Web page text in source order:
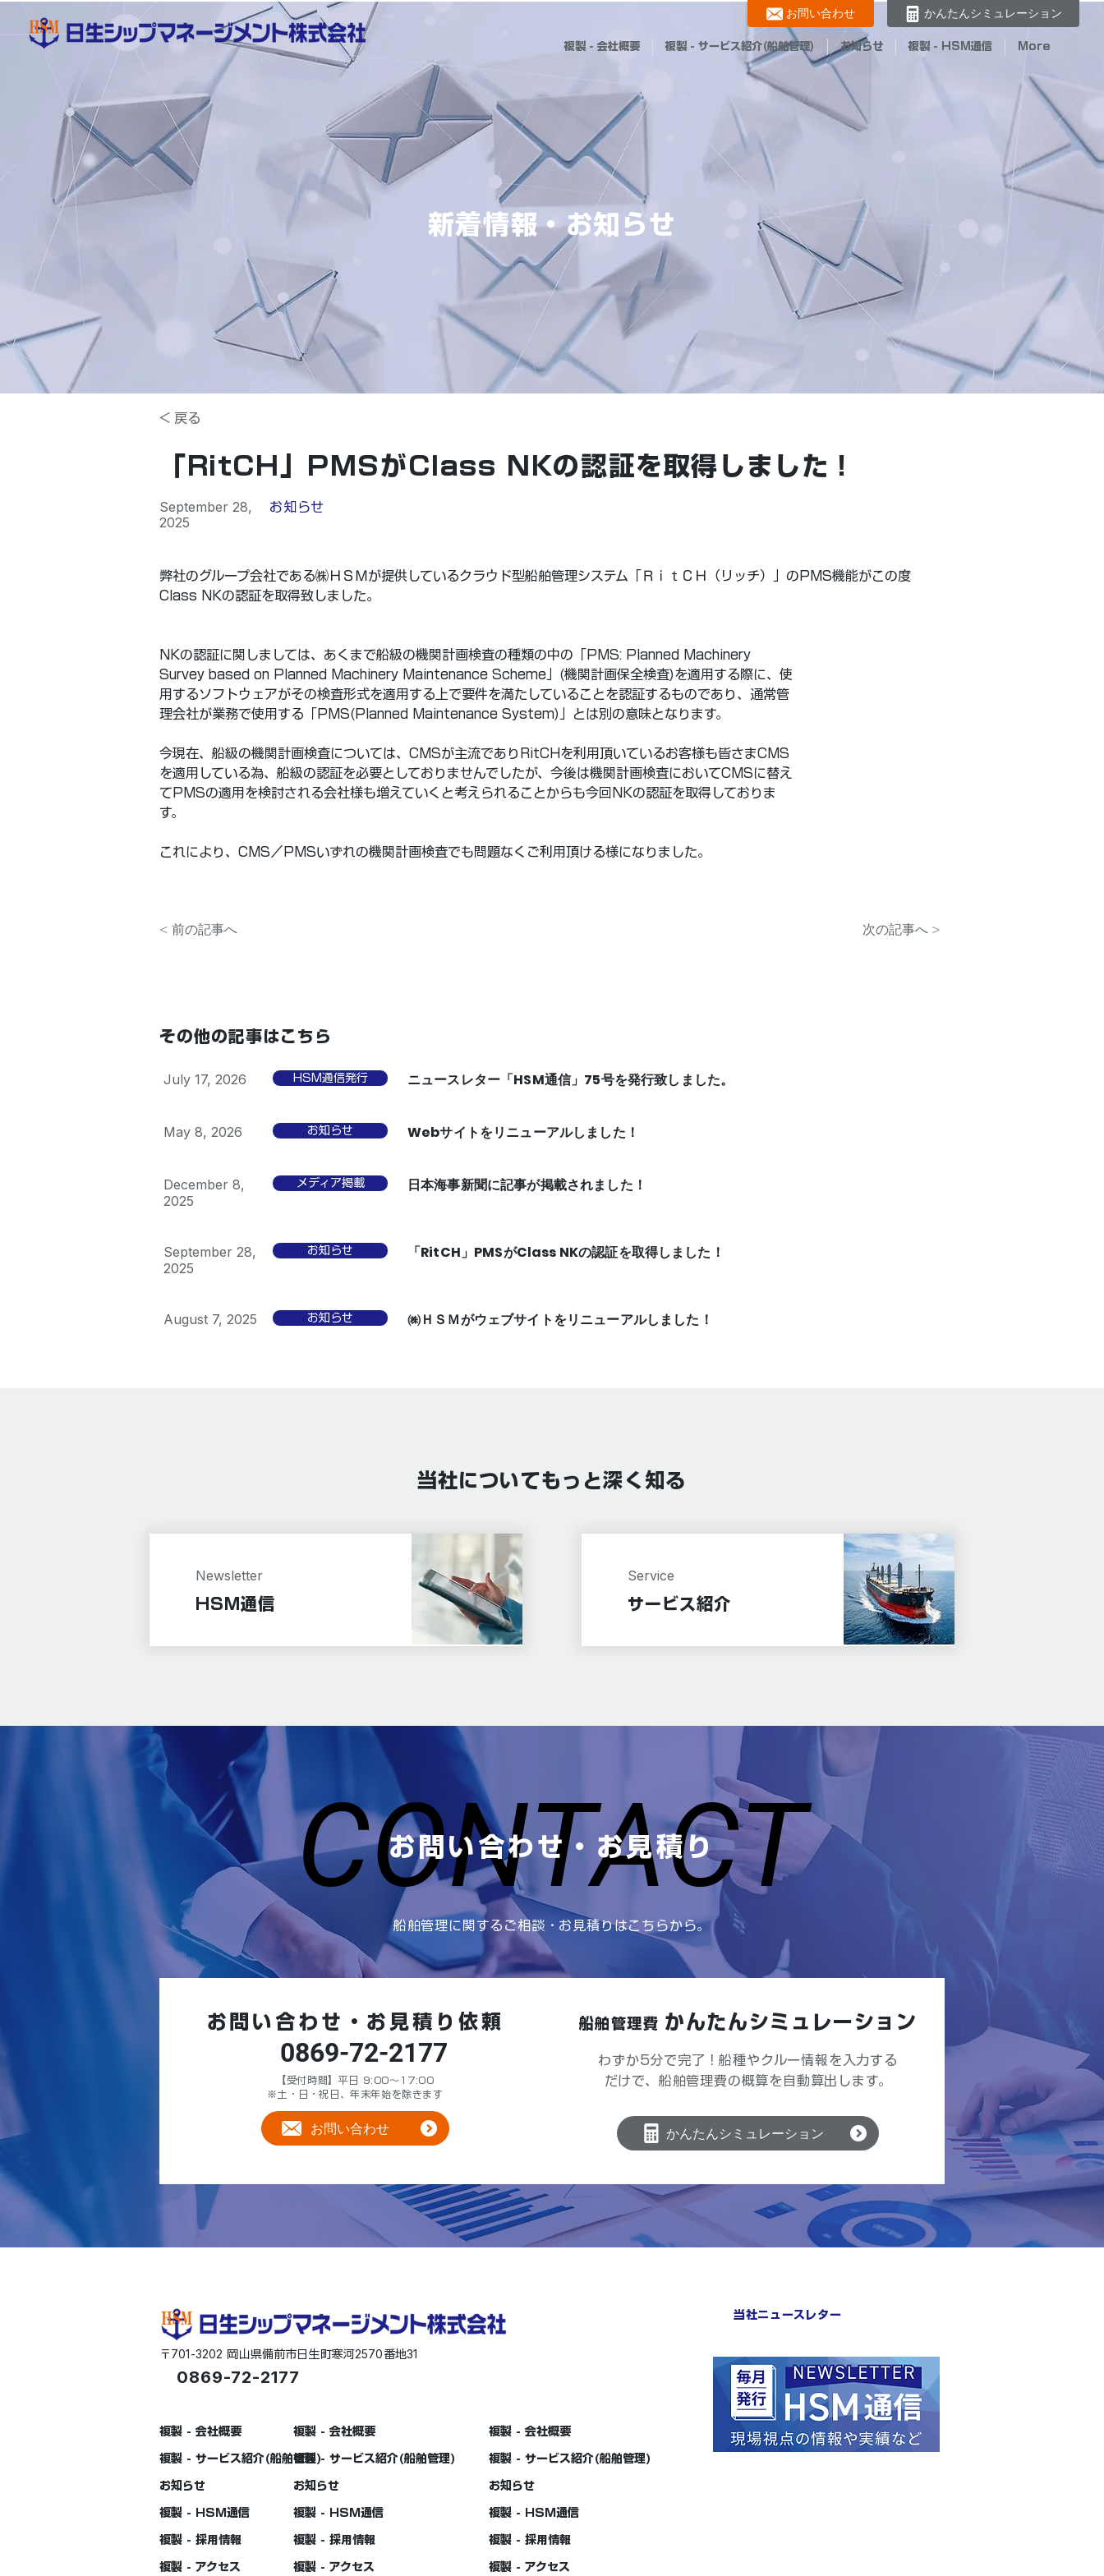
お問い合わせ かんたんシミュレーション
複製 - 会社概要 複製 - サービス紹介(船舶管理) お知らせ 複製 - HSM通信 More
新着情報・お知らせ
< 戻る
「RitCH」PMSがClass NKの認証を取得しました！
September 28,
2025
お知らせ
弊社のグループ会社である㈱ＨＳＭが提供しているクラウド型船舶管理システム「ＲｉｔＣＨ（リッチ）」のPMS機能がこの度
Class NKの認証を取得致しました。
NKの認証に関しましては、あくまで船級の機関計画検査の種類の中の「PMS: Planned Machinery
Survey based on Planned Machinery Maintenance Scheme」(機関計画保全検査)を適用する際に、使
用するソフトウェアがその検査形式を適用する上で要件を満たしていることを認証するものであり、通常管
理会社が業務で使用する「PMS(Planned Maintenance System)」とは別の意味となります。
今現在、船級の機関計画検査については、CMSが主流でありRitCHを利用頂いているお客様も皆さまCMS
を適用している為、船級の認証を必要としておりませんでしたが、今後は機関計画検査においてCMSに替え
てPMSの適用を検討される会社様も増えていくと考えられることからも今回NKの認証を取得しておりま
す。
これにより、CMS／PMSいずれの機関計画検査でも問題なくご利用頂ける様になりました。
< 前の記事へ 次の記事へ >
その他の記事はこちら
July 17, 2026 HSM通信発行 ニュースレター「HSM通信」75号を発行致しました。
May 8, 2026 お知らせ Webサイトをリニューアルしました！
December 8,
2025
メディア掲載 日本海事新聞に記事が掲載されました！
September 28,
2025
お知らせ 「RitCH」PMSがClass NKの認証を取得しました！
August 7, 2025 お知らせ ㈱ＨＳＭがウェブサイトをリニューアルしました！
当社についてもっと深く知る
HSM通信
Newsletter
サービス紹介
Service
CONTACT
CONTACT
お問い合わせ・お見積り
船舶管理に関するご相談・お見積りはこちらから。
お問い合わせ・お見積り依頼
0869-72-2177
【受付時間】平日 9:00～17:00
※土・日・祝日、年末年始を除きます
お問い合わせ
船舶管理費 かんたんシミュレーション
わずか5分で完了！船種やクルー情報を入力する
だけで、船舶管理費の概算を自動算出します。
かんたんシミュレーション
〒 701-3202 岡山県備前市日生町寒河 2570 番地31
0869-72-2177
複製 - 会社概要
複製 - サービス紹介(船舶管理)
お知らせ
複製 - HSM通信
複製 - 採用情報
複製 - アクセス
複製 - 会社概要
複製 - サービス紹介(船舶管理)
お知らせ
複製 - HSM通信
複製 - 採用情報
複製 - アクセス
複製 - 会社概要
複製 - サービス紹介(船舶管理)
お知らせ
複製 - HSM通信
複製 - 採用情報
複製 - アクセス
当社ニュースレター